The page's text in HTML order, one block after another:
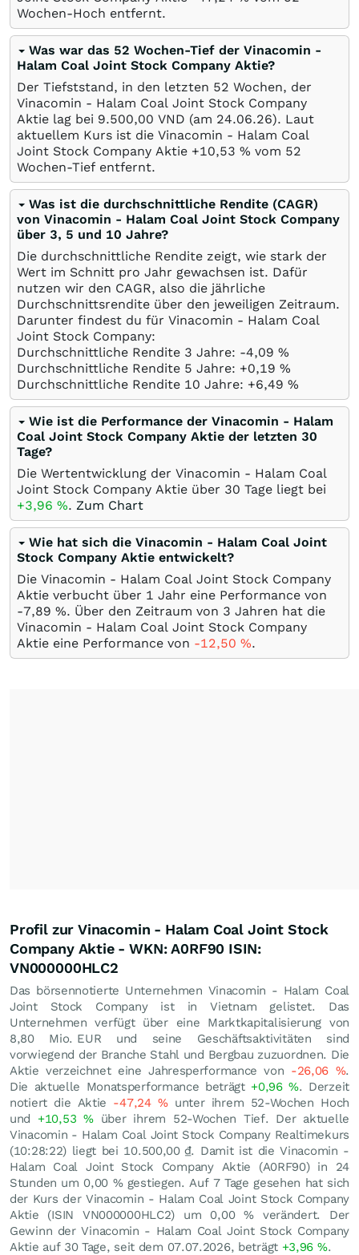
Wochen-Hoch entfernt.
Was war das 52 Wochen-Tief der Vinacomin -
Halam Coal Joint Stock Company Aktie?
Der Tiefststand, in den letzten 52 Wochen, der
Vinacomin - Halam Coal Joint Stock Company
Aktie lag bei 9.500,00 VND (am 24.06.26). Laut
aktuellem Kurs ist die Vinacomin - Halam Coal
Joint Stock Company Aktie +10,53 % vom 52
Wochen-Tief entfernt.
Was ist die durchschnittliche Rendite (CAGR)
von Vinacomin - Halam Coal Joint Stock Company
über 3, 5 und 10 Jahre?
Die durchschnittliche Rendite zeigt, wie stark der
Wert im Schnitt pro Jahr gewachsen ist. Dafür
nutzen wir den CAGR, also die jährliche
Durchschnittsrendite über den jeweiligen Zeitraum.
Darunter findest du für Vinacomin - Halam Coal
Joint Stock Company:
Durchschnittliche Rendite 3 Jahre: -4,09 %
Durchschnittliche Rendite 5 Jahre: +0,19 %
Durchschnittliche Rendite 10 Jahre: +6,49 %
Wie ist die Performance der Vinacomin - Halam
Coal Joint Stock Company Aktie der letzten 30
Tage?
Die Wertentwicklung der Vinacomin - Halam Coal
Joint Stock Company Aktie über 30 Tage liegt bei
+3,96 %. Zum Chart
Wie hat sich die Vinacomin - Halam Coal Joint
Stock Company Aktie entwickelt?
Die Vinacomin - Halam Coal Joint Stock Company
Aktie verbucht über 1 Jahr eine Performance von
-7,89 %. Über den Zeitraum von 3 Jahren hat die
Vinacomin - Halam Coal Joint Stock Company
Aktie eine Performance von -12,50 %.
Profil zur Vinacomin - Halam Coal Joint Stock
Company Aktie - WKN: A0RF90 ISIN:
VN000000HLC2
Das börsennotierte Unternehmen Vinacomin - Halam Coal
Joint Stock Company ist in Vietnam gelistet. Das
Unternehmen verfügt über eine Marktkapitalisierung von
8,80 Mio. EUR und seine Geschäftsaktivitäten sind
vorwiegend der Branche Stahl und Bergbau zuzuordnen. Die
Aktie verzeichnet eine Jahresperformance von -26,06 %.
Die aktuelle Monatsperformance beträgt +0,96%. Derzeit
notiert die Aktie -47,24 %unter ihrem 52-Wochen Hoch
und +10,53%über ihrem 52-Wochen Tief. Der aktuelle
Vinacomin - Halam Coal Joint Stock Company Realtimekurs
(10:28:22) liegt bei 10.500,00 ₫. Damit ist die Vinacomin -
Halam Coal Joint Stock Company Aktie (A0RF90) in 24
Stunden um 0,00 %gestiegen. Auf 7 Tage gesehen hat sich
der Kurs der Vinacomin - Halam Coal Joint Stock Company
Aktie (ISIN VN000000HLC2) um 0,00%verändert. Der
Gewinn der Vinacomin - Halam Coal Joint Stock Company
Aktie auf 30 Tage, seit dem 07.07.2026, beträgt +3,96 %.